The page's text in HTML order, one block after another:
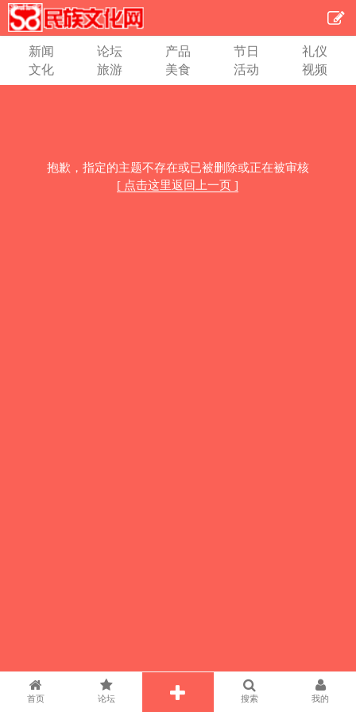
新闻 论坛 产品 节日
礼仪
文化
旅游 美食 活动 视频
抱歉，指定的主题不存在或已被删除或正在被审核
[ 点击这里返回上一页 ]
首页 论坛 搜索 我的